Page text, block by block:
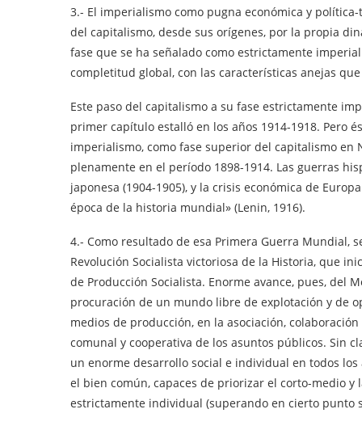
3.- El imperialismo como pugna económica y
del capitalismo, desde sus orígenes, por la propia
fase que se ha señalado como estrictamente
completitud global, con las características anejas
Este paso del capitalismo a su fase estrictamente
primer capítulo estalló en los años 1914-1918. Pero
imperialismo, como fase superior del capitalismo en
plenamente en el período 1898-1914. Las guerras
japonesa (1904-1905), y la crisis económica de
época de la historia mundial» (Lenin, 1916).
4.- Como resultado de esa Primera Guerra
Revolución Socialista victoriosa de la Historia, que
de Producción Socialista. Enorme avance, pues, del
procuración de un mundo libre de explotación y de
medios de producción, en la asociación,
comunal y cooperativa de los asuntos públicos. Sin
un enorme desarrollo social e individual en todos
el bien común, capaces de priorizar el corto-medio
estrictamente individual (superando en cierto punto